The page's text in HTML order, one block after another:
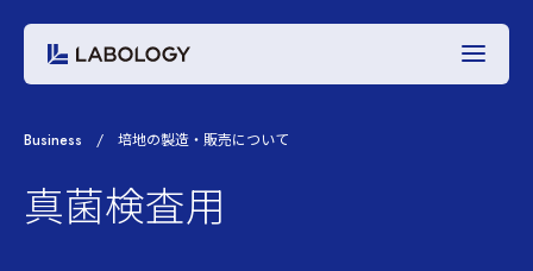
Business 培地の製造・販売について
真菌検査用